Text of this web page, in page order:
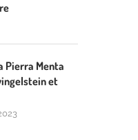
Pierra Menta
et